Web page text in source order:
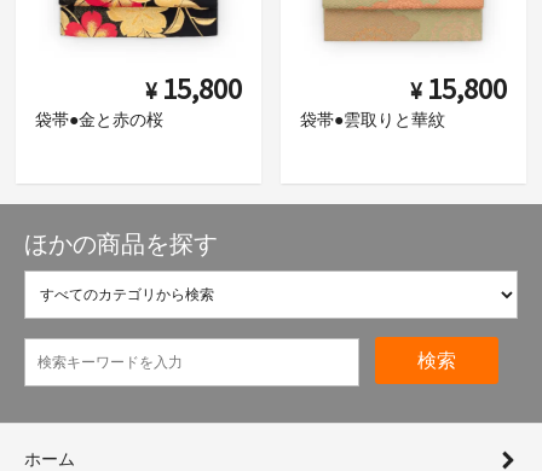
¥ 15,800
袋帯●金と赤の桜
¥ 15,800
袋帯●雲取りと華紋
ほかの商品を探す
検索
ホーム